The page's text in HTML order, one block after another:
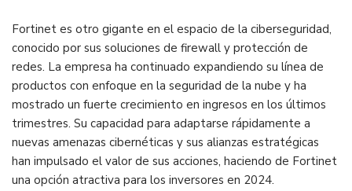
Fortinet es otro gigante en el espacio de la ciberseguridad,
conocido por sus soluciones de firewall y protección de
redes. La empresa ha continuado expandiendo su línea de
productos con enfoque en la seguridad de la nube y ha
mostrado un fuerte crecimiento en ingresos en los últimos
trimestres. Su capacidad para adaptarse rápidamente a
nuevas amenazas cibernéticas y sus alianzas estratégicas
han impulsado el valor de sus acciones, haciendo de Fortinet
una opción atractiva para los inversores en 2024​.